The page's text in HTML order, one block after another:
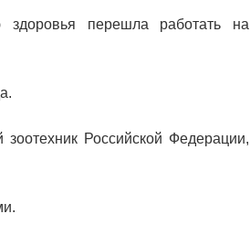
перешла работать на
Российской Федерации,